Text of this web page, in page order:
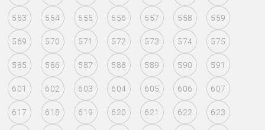
553 554 555 556 557 558 559
569 570 571 572 573 574 575
585 586 587 588 589 590 591
601 602 603 604 605 606 607
617 618 619 620 621 622 623